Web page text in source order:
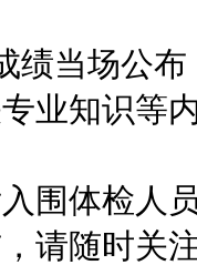
当场公布
业知识等
体检人员
请随时关